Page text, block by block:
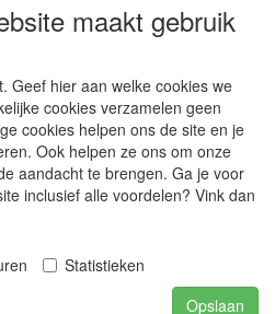
platen, folies, buizen
productontwerp en
oplossingen.
maakt gebruik
Geef hier aan welke cookies we
cookies verzamelen geen
cookies helpen ons de site en je
Ook helpen ze ons om onze
aandacht te brengen. Ga je voor
inclusief alle voordelen? Vink dan
Statistieken
Opslaan